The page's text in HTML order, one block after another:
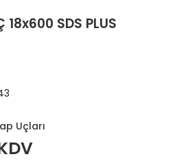
18x600 SDS PLUS
Uçları